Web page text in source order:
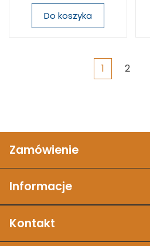
Do koszyka
1 2
Zamówienie
Informacje
Kontakt